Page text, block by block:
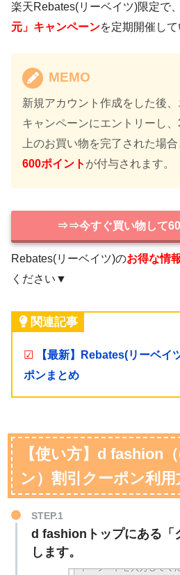
楽天Rebates(リーベイツ)限定で、
元」キャンペーンを定期開催し
MEMO
新規アカウント作成をした後
キャンペーンにエントリーし
上のお買い物を完了された場合
600ポイント が付与されます。
⇒⇒今すぐ買い物して
Rebates(リーベイツ)のお得な情
ください▼
関連記事
☑
【最新】Rebates(リーベイ
ポンまとめ
【使い方】d fashion
ン）割引クーポン利用
STEP.1
d fashionトップにある「
します。